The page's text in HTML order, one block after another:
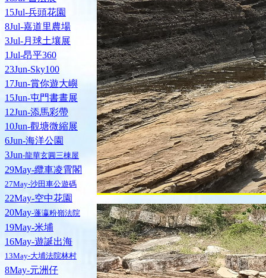
15Jul-兵頭花園
8Jul-嘉道里農場
3Jul-月球土壤展
1Jul-昂平360
23Jun-Sky100
17Jun-賞你遊大嶼
15Jun-屯門書晝展
12Jun-添馬彩帶
10Jun-觀塘微縮展
6Jun-海洋公園
3Jun-龍華玄圓三棟屋
29May-纜車凌霄閣
27May-沙田車公遊碼
22May-空中花園
20May-蓬瀛粉嶺法院
19May-米埔
16May-遊誕出海
13May-大埔法院林村
8May-元洲仔